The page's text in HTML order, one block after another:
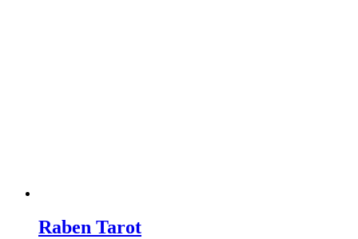
Raben Tarot